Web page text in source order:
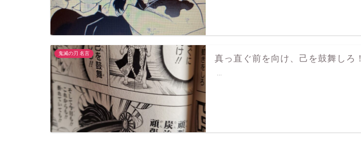
鬼滅の刃 名言
真っ直ぐ前を向け、己を鼓舞しろ！